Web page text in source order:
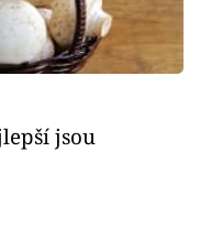
jsou